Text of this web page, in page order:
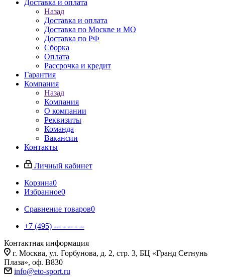
Доставка и оплата
Назад
Доставка и оплата
Доставка по Москве и МО
Доставка по РФ
Сборка
Оплата
Рассрочка и кредит
Гарантия
Компания
Назад
Компания
О компании
Реквизиты
Команда
Вакансии
Контакты
Личный кабинет
Корзина0
Избранное0
Сравнение товаров0
+7 (495) --- - -- - --
Контактная информация
г. Москва, ул. Горбунова, д. 2, стр. 3, БЦ «Гранд Сетнунь
Плаза», оф. В830
info@eto-sport.ru